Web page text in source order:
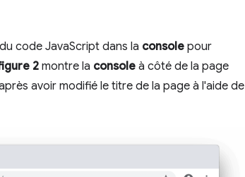
code JavaScript dans la console pour
2 montre la console à côté de la page
avoir modifié le titre de la page à l'aide de